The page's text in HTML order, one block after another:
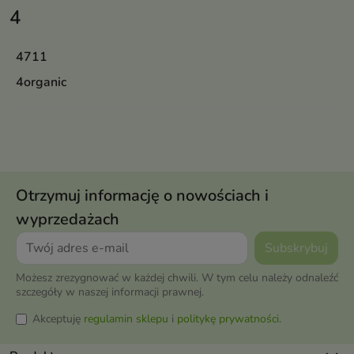
4
4711
4organic
Otrzymuj informację o nowościach i
wyprzedażach
Możesz zrezygnować w każdej chwili. W tym celu należy odnaleźć
szczegóły w naszej informacji prawnej.
Akceptuję regulamin sklepu i politykę prywatności.